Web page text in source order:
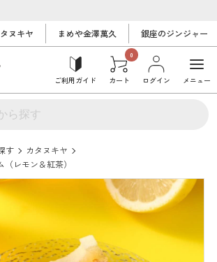
ヌキヤ まめや金澤萬久 銀座のジンジャー
ご利用ガイド
0
カート ログイン メニュー
す
カタヌキヤ
レモン＆紅茶）